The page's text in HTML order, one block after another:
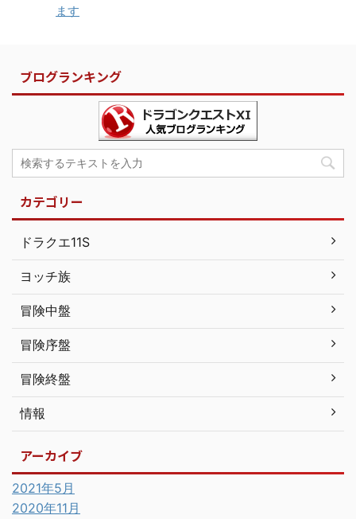
ます
ブログランキング
カテゴリー
ドラクエ11S
ヨッチ族
冒険中盤
冒険序盤
冒険終盤
情報
アーカイブ
2021年5月
2020年11月